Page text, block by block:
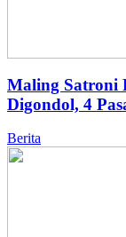
Maling Satroni
Digondol, 4
Berita